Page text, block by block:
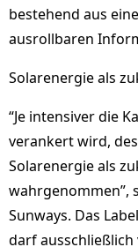
bestehend aus
ausrollbaren
Solarenergie als
“Je intensiver die
verankert wird,
Solarenergie als
wahrgenommen”,
Sunways. Das
darf